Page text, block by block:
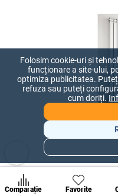
Comparație Favorite
Folosim cookie-uri și
funcționare a site-ului,
optimiza publicitatea.
refuza sau puteți
cum doriți.